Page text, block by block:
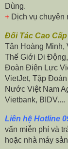
Dùng.
+ Dịch vụ chuyên
Đối Tác Cao
Tân Hoàng Minh,
Thế Giới Di
Đoàn Điện Lực
VietJet, Tập
Nước Việt Nam
Vietbank, BIDV....
Liên hệ Hotline
vấn miễn phí và
hoặc nhà máy